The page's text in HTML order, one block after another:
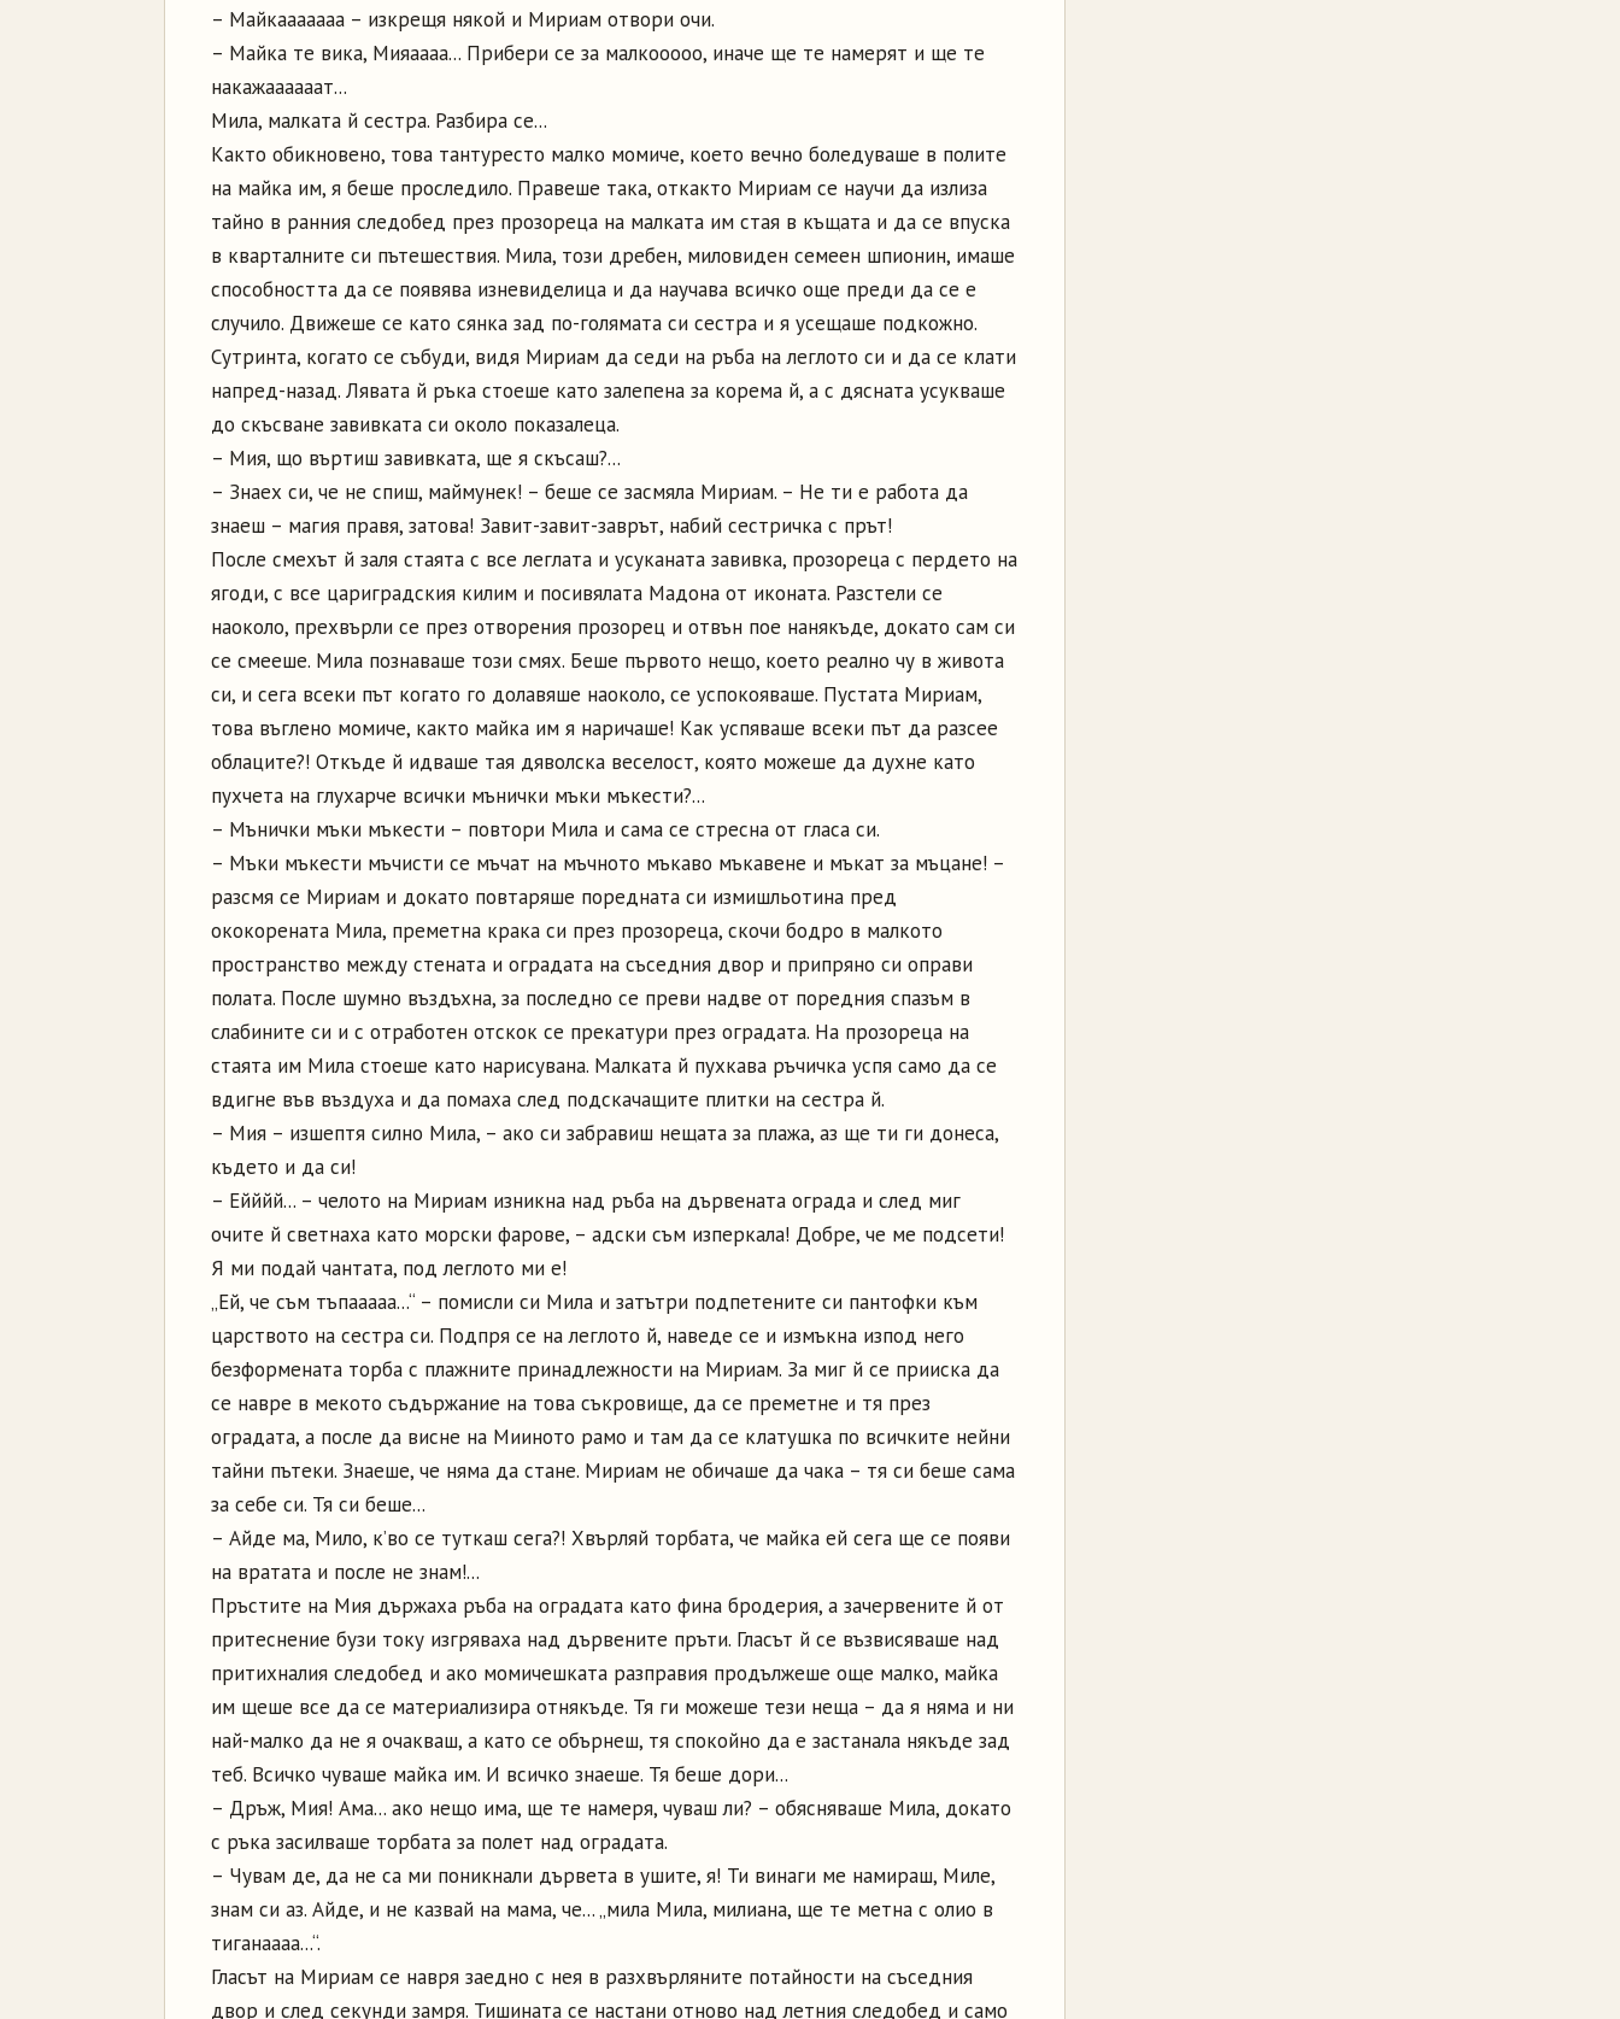
– Майкааааааа – изкрещя някой и Мириам отвори очи.
– Майка те вика, Мияаааа... Прибери се за малкооооо, иначе ще те намерят и ще те
накажаааааат...
Мила, малката й сестра. Разбира се...
Както обикновено, това тантуресто малко момиче, което вечно боледуваше в полите
на майка им, я беше проследило. Правеше така, откакто Мириам се научи да излиза
тайно в ранния следобед през прозореца на малката им стая в къщата и да се впуска
в кварталните си пътешествия. Мила, този дребен, миловиден семеен шпионин, имаше
способността да се появява изневиделица и да научава всичко още преди да се е
случило. Движеше се като сянка зад по-голямата си сестра и я усещаше подкожно.
Сутринта, когато се събуди, видя Мириам да седи на ръба на леглото си и да се клати
напред-назад. Лявата й ръка стоеше като залепена за корема й, а с дясната усукваше
до скъсване завивката си около показалеца.
– Мия, що въртиш завивката, ще я скъсаш?...
– Знаех си, че не спиш, маймунек! – беше се засмяла Мириам. – Не ти е работа да
знаеш – магия правя, затова! Завит-завит-заврът, набий сестричка с прът!
После смехът й заля стаята с все леглата и усуканата завивка, прозореца с пердето на
ягоди, с все цариградския килим и посивялата Мадона от иконата. Разстели се
наоколо, прехвърли се през отворения прозорец и отвън пое нанякъде, докато сам си
се смееше. Мила познаваше този смях. Беше първото нещо, което реално чу в живота
си, и сега всеки път когато го долавяше наоколо, се успокояваше. Пустата Мириам,
това въглено момиче, както майка им я наричаше! Как успяваше всеки път да разсее
облаците?! Откъде й идваше тая дяволска веселост, която можеше да духне като
пухчета на глухарче всички мънички мъки мъкести?...
– Мънички мъки мъкести – повтори Мила и сама се стресна от гласа си.
– Мъки мъкести мъчисти се мъчат на мъчното мъкаво мъкавене и мъкат за мъцане! –
разсмя се Мириам и докато повтаряше поредната си измишльотина пред
ококорената Мила, преметна крака си през прозореца, скочи бодро в малкото
пространство между стената и оградата на съседния двор и припряно си оправи
полата. После шумно въздъхна, за последно се преви надве от поредния спазъм в
слабините си и с отработен отскок се прекатури през оградата. На прозореца на
стаята им Мила стоеше като нарисувана. Малката й пухкава ръчичка успя само да се
вдигне във въздуха и да помаха след подскачащите плитки на сестра й.
– Мия – изшептя силно Мила, – ако си забравиш нещата за плажа, аз ще ти ги донеса,
където и да си!
– Ейййй... – челото на Мириам изникна над ръба на дървената ограда и след миг
очите й светнаха като морски фарове, – адски съм изперкала! Добре, че ме подсети!
Я ми подай чантата, под леглото ми е!
„Ей, че съм тъпааааа...“ – помисли си Мила и затътри подпетените си пантофки към
царството на сестра си. Подпря се на леглото й, наведе се и измъкна изпод него
безформената торба с плажните принадлежности на Мириам. За миг й се прииска да
се навре в мекото съдържание на това съкровище, да се преметне и тя през
оградата, а после да висне на Мииното рамо и там да се клатушка по всичките нейни
тайни пътеки. Знаеше, че няма да стане. Мириам не обичаше да чака – тя си беше сама
за себе си. Тя си беше...
– Айде ма, Мило, к’во се туткаш сега?! Хвърляй торбата, че майка ей сега ще се появи
на вратата и после не знам!...
Пръстите на Мия държаха ръба на оградата като фина бродерия, а зачервените й от
притеснение бузи току изгряваха над дървените пръти. Гласът й се възвисяваше над
притихналия следобед и ако момичешката разправия продължеше още малко, майка
им щеше все да се материализира отнякъде. Тя ги можеше тези неща – да я няма и ни
най-малко да не я очакваш, а като се обърнеш, тя спокойно да е застанала някъде зад
теб. Всичко чуваше майка им. И всичко знаеше. Тя беше дори...
– Дръж, Мия! Ама... ако нещо има, ще те намеря, чуваш ли? – обясняваше Мила, докато
с ръка засилваше торбата за полет над оградата.
– Чувам де, да не са ми поникнали дървета в ушите, я! Ти винаги ме намираш, Миле,
знам си аз. Айде, и не казвай на мама, че... „мила Мила, милиана, ще те метна с олио в
тиганаааа...“.
Гласът на Мириам се навря заедно с нея в разхвърляните потайности на съседния
двор и след секунди замря. Тишината се настани отново над летния следобед и само